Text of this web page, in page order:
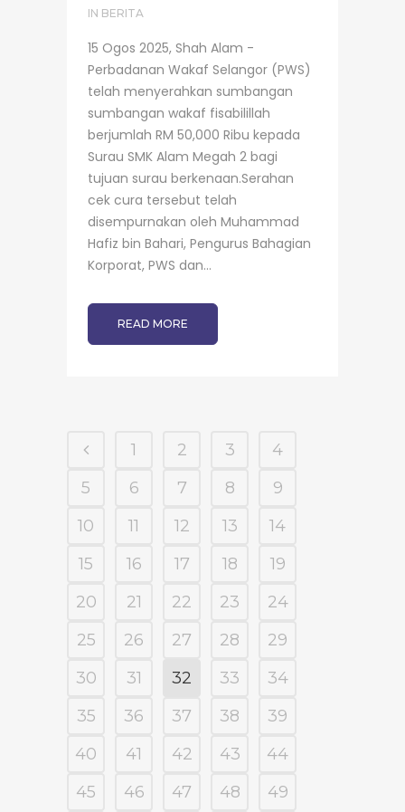
IN BERITA
15 Ogos 2025, Shah Alam -
Perbadanan Wakaf Selangor (PWS)
telah menyerahkan sumbangan
sumbangan wakaf fisabilillah
berjumlah RM 50,000 Ribu kepada
Surau SMK Alam Megah 2 bagi
tujuan surau berkenaan.Serahan
cek cura tersebut telah
disempurnakan oleh Muhammad
Hafiz bin Bahari, Pengurus Bahagian
Korporat, PWS dan...
READ MORE
1 2 3
4
5
6 7 8
9
10
11 12 13
14
15
16 17 18
19
20
21 22 23
24
25
26 27 28
29
30
31 32 33
34
35
36 37 38
39
40
41 42 43
44
45
46 47 48 49